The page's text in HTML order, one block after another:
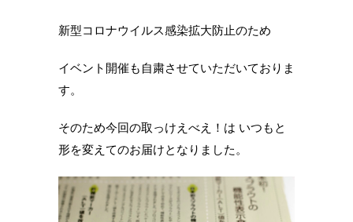
新型コロナウイルス感染拡大防止のため
イベント開催も自粛させていただいておりま
す。
そのため今回の取っけえべえ！は いつもと
形を変えてのお届けとなりました。